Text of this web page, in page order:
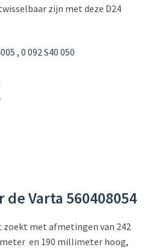
zijn met deze D24
, 0 092 S40 050
Varta 560408054
zoekt met afmetingen van 242
en 190 millimeter hoog,